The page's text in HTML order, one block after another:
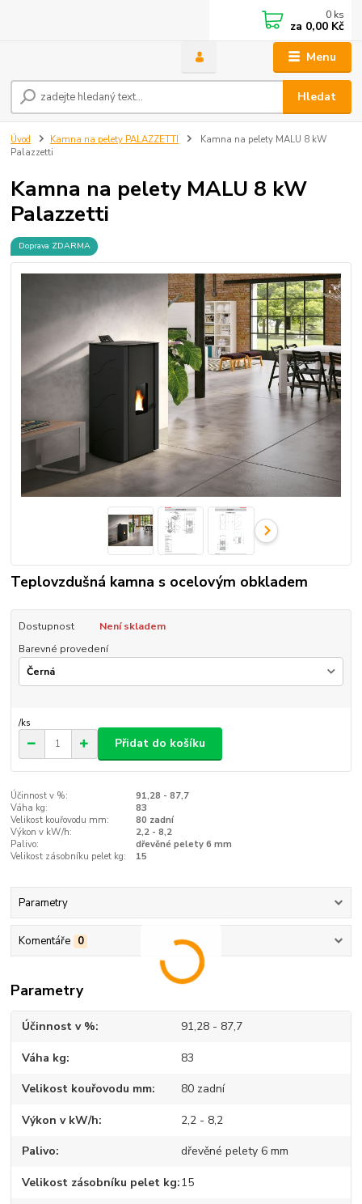
Menu
Hledat
0 ks
za 0,00 Kč
Úvod Kamna na pelety PALAZZETTI
Kamna na pelety MALU 8 kW
Palazzetti
Kamna na pelety MALU 8 kW
Palazzetti
Doprava ZDARMA
Teplovzdušná kamna s ocelovým obkladem
Dostupnost
Není skladem
Barevné provedení
/ks
Přidat do košíku
Účinnost v %:
91,28 - 87,7
Váha kg:
83
Velikost kouřovodu mm:
80 zadní
Výkon v kW/h:
2,2 - 8,2
Palivo:
dřevěné pelety 6 mm
Velikost zásobníku pelet kg:
15
Parametry
Komentáře 0
Parametry
Účinnost v % 91,28 - 87,7
Váha kg 83
Velikost kouřovodu mm 80 zadní
Výkon v kW/h 2,2 - 8,2
Palivo dřevěné pelety 6 mm
Velikost zásobníku pelet kg 15